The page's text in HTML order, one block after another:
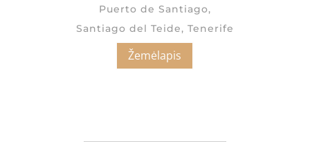
Puerto de Santiago,
Santiago del Teide, Tenerife
Žemėlapis